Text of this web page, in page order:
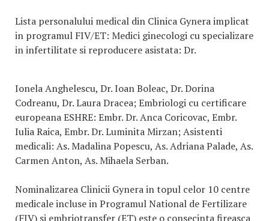
Lista personalului medical din Clinica Gynera implicat
in programul FIV/ET: Medici ginecologi cu specializare
in infertilitate si reproducere asistata: Dr.
Ionela Anghelescu, Dr. Ioan Boleac, Dr. Dorina
Codreanu, Dr. Laura Dracea; Embriologi cu certificare
europeana ESHRE: Embr. Dr. Anca Coricovac, Embr.
Iulia Raica, Embr. Dr. Luminita Mirzan; Asistenti
medicali: As. Madalina Popescu, As. Adriana Palade, As.
Carmen Anton, As. Mihaela Serban.
Nominalizarea Clinicii Gynera in topul celor 10 centre
medicale incluse in Programul National de Fertilizare
(FIV) si embriotransfer (ET) este o consecinta fireasca